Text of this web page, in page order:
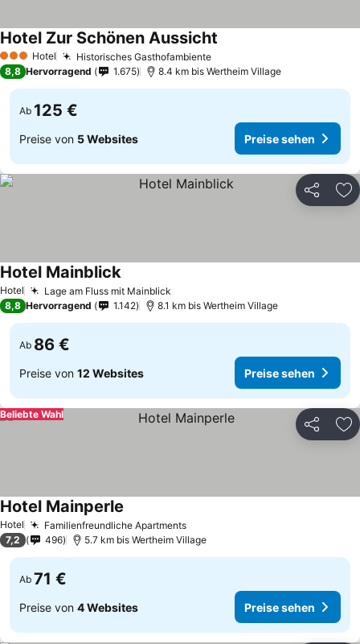
3 SterneHotel Historisches Gasthofambiente
Hotel Zur Schönen Aussicht
8,8 Hervorragend 1.675 8.4 km bis Wertheim Village
Ab 125 €
Preise von 5 Websites Preise sehen
Teilen
Hotel Lage am Fluss mit Mainblick
Hotel Mainblick
8,8 Hervorragend 1.142 8.1 km bis Wertheim Village
Ab 86 €
Preise von 12 Websites Preise sehen
Teilen
Beliebte Wahl
Hotel Familienfreundliche Apartments
Hotel Mainperle
7,2 496 5.7 km bis Wertheim Village
Ab 71 €
Preise von 4 Websites Preise sehen